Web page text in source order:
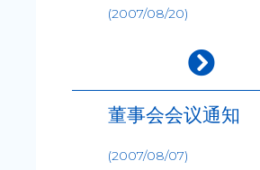
(2007/08/20)
董事会会议通知
(2007/08/07)